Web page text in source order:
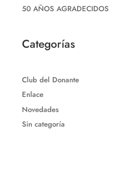
50 AÑOS AGRADECIDOS
Categorías
Club del Donante
Enlace
Novedades
Sin categoría